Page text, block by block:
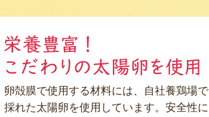
卵殻膜で使用する材料には、自社養鶏場で
採れた太陽卵を使用しています。安全性に